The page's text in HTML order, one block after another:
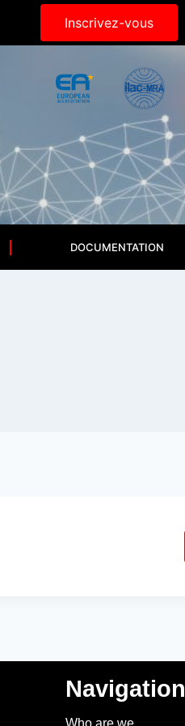
Inscrivez-vous
DOCUMENTATION
Navigation
Who are we